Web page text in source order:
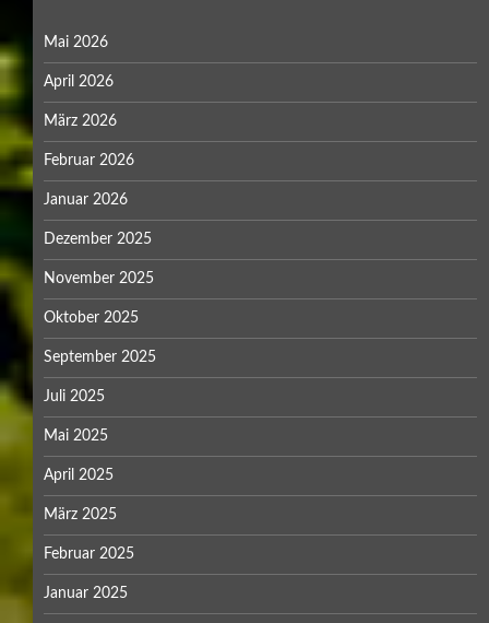
Mai 2026
April 2026
März 2026
Februar 2026
Januar 2026
Dezember 2025
November 2025
Oktober 2025
September 2025
Juli 2025
Mai 2025
April 2025
März 2025
Februar 2025
Januar 2025